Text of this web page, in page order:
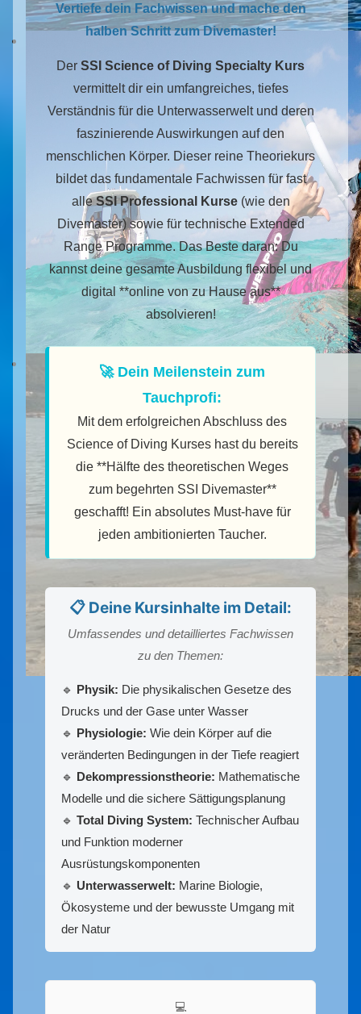
Vertiefe dein Fachwissen und mache den
halben Schritt zum Divemaster!
Der SSI Science of Diving Specialty Kurs
vermittelt dir ein umfangreiches, tiefes
Verständnis für die Unterwasserwelt und deren
faszinierende Auswirkungen auf den
menschlichen Körper. Dieser reine Theoriekurs
bildet das fundamentale Fachwissen für fast
alleSSI Professional Kurse(wie den
Divemaster) sowie für technische Extended
Range Programme. Das Beste daran: Du
kannst deine gesamte Ausbildung flexibel und
digital **online von zu Hause aus**
absolvieren!
🚀 Dein Meilenstein zum
Tauchprofi:
Mit dem erfolgreichen Abschluss des
Science of Diving Kurses hast du bereits
die **Hälfte des theoretischen Weges
zum begehrten SSI Divemaster**
geschafft! Ein absolutes Must-have für
jeden ambitionierten Taucher.
📋 Deine Kursinhalte im Detail:
Umfassendes und detailliertes Fachwissen
zu den Themen:
🔹 Physik: Die physikalischen Gesetze des
Drucks und der Gase unter Wasser
🔹 Physiologie: Wie dein Körper auf die
veränderten Bedingungen in der Tiefe reagiert
🔹 Dekompressionstheorie: Mathematische
Modelle und die sichere Sättigungsplanung
🔹 Total Diving System: Technischer Aufbau
und Funktion moderner
Ausrüstungskomponenten
🔹 Unterwasserwelt: Marine Biologie,
Ökosysteme und der bewusste Umgang mit
der Natur
💻